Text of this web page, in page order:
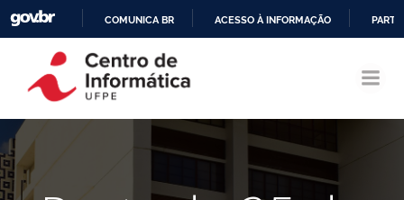
CONTEÚDO
COMUNICA BR ACESSO À INFORMAÇÃO